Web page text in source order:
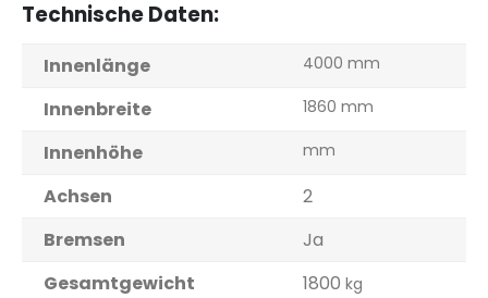
Technische Daten:
Innenlänge 4000 mm
Innenbreite 1860 mm
Innenhöhe mm
Achsen
2
Bremsen
Ja
Gesamtgewicht
1800 kg